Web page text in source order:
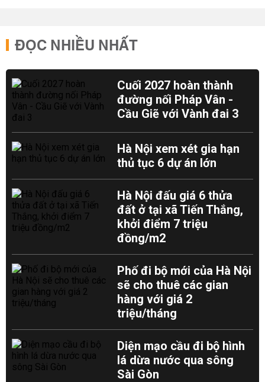
ĐỌC NHIỀU NHẤT
Cuối 2027 hoàn thành
đường nối Pháp Vân -
Cầu Giẽ với Vành đai 3
Hà Nội xem xét gia hạn
thủ tục 6 dự án lớn
Hà Nội đấu giá 6 thửa
đất ở tại xã Tiến Thắng,
khởi điểm 7 triệu
đồng/m2
Phố đi bộ mới của Hà Nội
sẽ cho thuê các gian
hàng với giá 2
triệu/tháng
Diện mạo cầu đi bộ hình
lá dừa nước qua sông
Sài Gòn